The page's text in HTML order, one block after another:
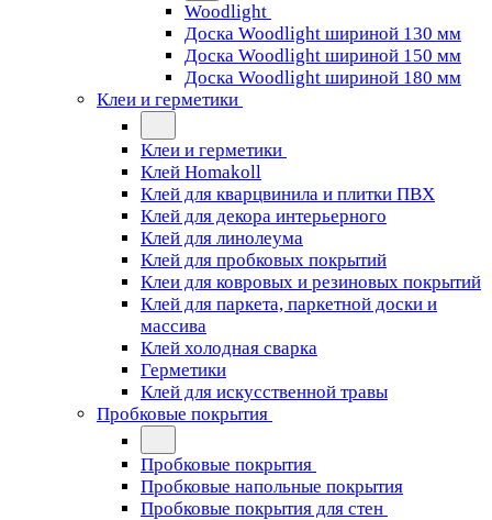
Woodlight
Доска Woodlight шириной 130 мм
Доска Woodlight шириной 150 мм
Доска Woodlight шириной 180 мм
Клеи и герметики
Клеи и герметики
Клей Homakoll
Клей для кварцвинила и плитки ПВХ
Клей для декора интерьерного
Клей для линолеума
Клей для пробковых покрытий
Клеи для ковровых и резиновых покрытий
Клей для паркета, паркетной доски и
массива
Клей холодная сварка
Герметики
Клей для искусственной травы
Пробковые покрытия
Пробковые покрытия
Пробковые напольные покрытия
Пробковые покрытия для стен